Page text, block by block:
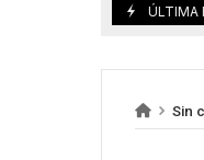
ÚLTIMA
7 De
Sin